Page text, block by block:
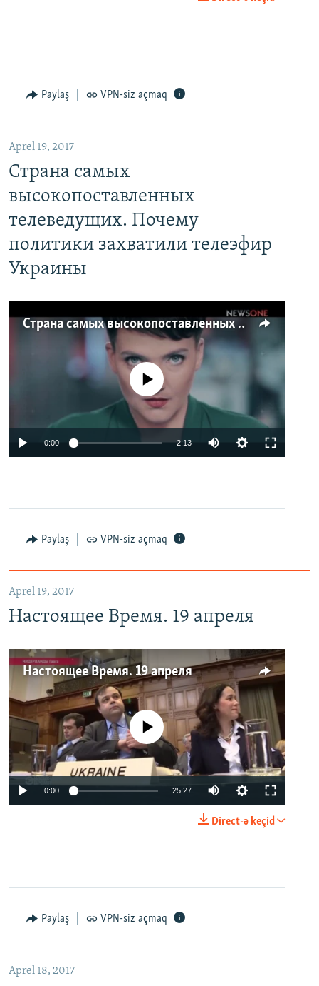
Paylaş VPN-siz açmaq
Aprel 19, 2017
Страна самых
высокопоставленных
телеведущих. Почему
политики захватили телеэфир
Украины
Страна самых высокопоставленных телеведущих. Почему политики захватили телеэфир Украины
No media source currently available
0:00 2:13
Paylaş VPN-siz açmaq
Aprel 19, 2017
Настоящее Время. 19 апреля
Настоящее Время. 19 апреля
No media source currently available
0:00 25:27
Direct-ə keçid
Paylaş VPN-siz açmaq
Aprel 18, 2017